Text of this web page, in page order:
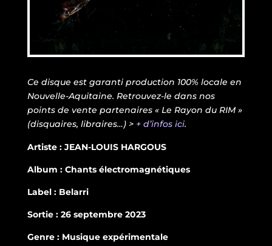
Ce disque est garanti production 100% locale en
Nouvelle-Aquitaine. Retrouvez-le dans nos
points de vente partenaires « Le Rayon du RIM »
(disquaires, libraires…) > + d’infos ici.
Artiste : JEAN-LOUIS HARGOUS
Album : Chants électromagnétiques
Label : Belarri
Sortie : 26 septembre 2023
Genre : Musique expérimentale